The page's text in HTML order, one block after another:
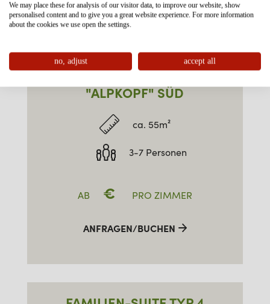
ANFRAGEN/BUCHEN
"ALPKOPF" SÜD
ca. 55m²
3-7 Personen
AB € PRO ZIMMER
ANFRAGEN/BUCHEN
We may place these for analysis of our visitor data, to improve our website, show
personalised content and to give you a great website experience. For more information
about the cookies we use open the settings.
no, adjust accept all